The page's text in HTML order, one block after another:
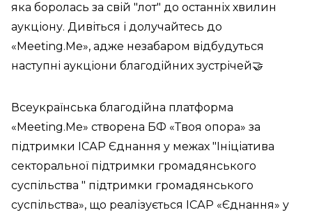
яка боролась за свій "лот" до останніх хвилин
аукціону. Дивіться і долучайтесь до
«Meeting.Me», адже незабаром відбудуться
наступні аукціони благодійних зустрічей🤝
Всеукраїнська благодійна платформа
«Meeting.Me» створена БФ «Твоя опора» за
підтримки ІСАР Єднання у межах "Ініціатива
секторальної підтримки громадянського
суспільства " підтримки громадянського
суспільства», що реалізується ІСАР «Єднання» у